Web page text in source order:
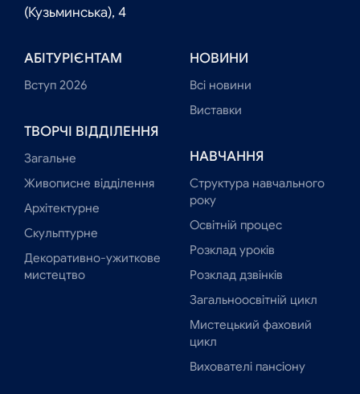
(Кузьминська), 4
АБІТУРІЄНТАМ
Вступ 2026
ТВОРЧІ ВІДДІЛЕННЯ
Загальне
Живописне відділення
Архітектурне
Скульптурне
Декоративно-ужиткове
мистецтво
НОВИНИ
Всі новини
Виставки
НАВЧАННЯ
Структура навчального
року
Освітній процес
Розклад уроків
Розклад дзвінків
Загальноосвітній цикл
Мистецький фаховий
цикл
Вихователі пансіону